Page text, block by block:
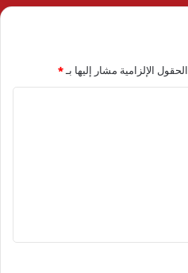
الحقول الإلزامية مشار إليها بـ*